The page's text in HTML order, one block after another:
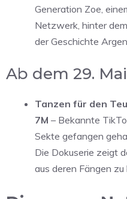
Generation Zoe,
Netzwerk, hinter
der Geschichte
Ab dem 29. Mai
Tanzen für den
7M – Bekannte
Sekte gefangen
Die Dokuserie zeigt
aus deren Fängen zu